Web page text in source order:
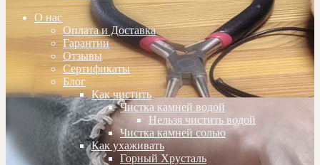
О нас
Оплата и Доставка
Гарантии
Отзывы
Сертификаты
Блог
Как чистить
Чистка камней водой
Нельзя чистить водой
Чистка камней солью
Как ухаживать
Горный Хрусталь